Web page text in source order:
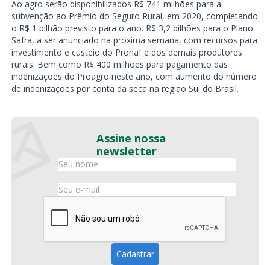
Ao agro serão disponibilizados R$ 741 milhões para a
subvenção ao Prêmio do Seguro Rural, em 2020, completando
o R$ 1 bilhão previsto para o ano. R$ 3,2 bilhões para o Plano
Safra, a ser anunciado na próxima semana, com recursos para
investimento e custeio do Pronaf e dos demais produtores
rurais. Bem como R$ 400 milhões para pagamento das
indenizações do Proagro neste ano, com aumento do número
de indenizações por conta da seca na região Sul do Brasil.
Assine nossa
newsletter